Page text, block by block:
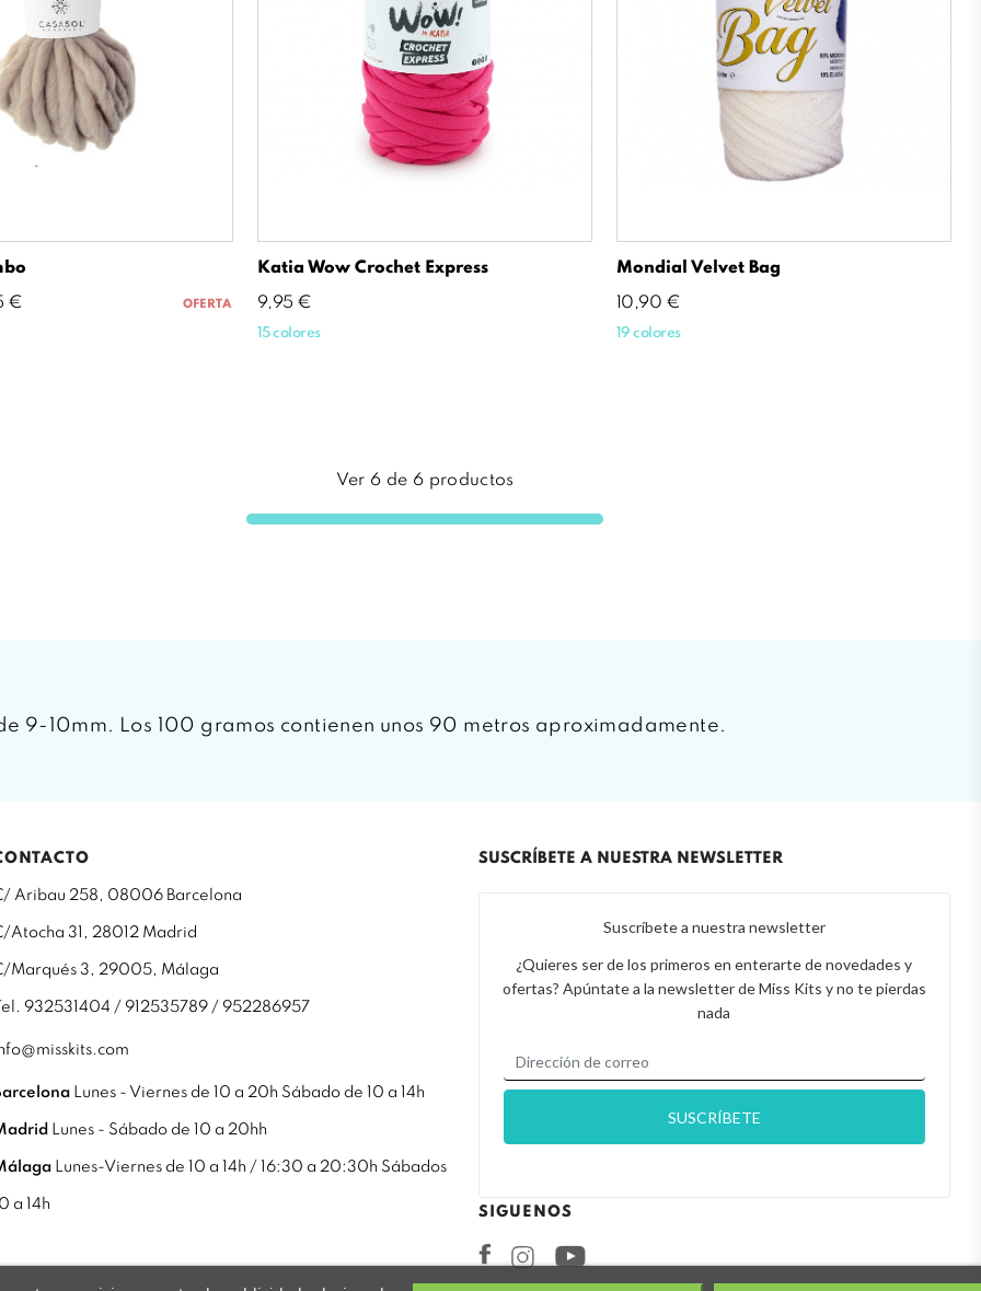
€ OFERTA
Katia Wow Crochet Express
Precio
9,95 €
15 colores
Mondial Velvet Bag
Precio
10,90 €
19 colores
Ver 6 de 6 productos
9-10mm. Los 100 gramos contienen unos 90 metros aproximadamente.
Aribau 258, 08006 Barcelona
Atocha 31, 28012 Madrid
Marqués 3, 29005, Málaga
Tel. 932531404 / 912535789 / 952286957
Lunes - Viernes de 10 a 20h Sábado de 10 a 14h
Lunes - Sábado de 10 a 20hh
Lunes-Viernes de 10 a 14h / 16:30 a 20:30h Sábados
10 a 14h
SUSCRÍBETE A NUESTRA NEWSLETTER
Suscríbete a nuestra newsletter
¿Quieres ser de los primeros en enterarte de novedades y
ofertas? Apúntate a la newsletter de Miss Kits y no te pierdas
nada
SIGUENOS
FacebookInstagram